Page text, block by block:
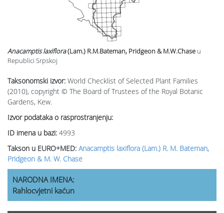
Taksonomski izvor: World Checklist of Selected Plant Families
(2010), copyright © The Board of Trustees of the Royal Botanic
Gardens, Kew.
Izvor podataka o rasprostranjenju:
ID imena u bazi: 4993
Takson u EURO+MED: Anacamptis laxiflora (Lam.) R. M. Bateman,
Pridgeon & M. W. Chase
Anacamptis laxiflora(Lam.) R.M.Bateman, Pridgeon & M.W.Chase u
Republici Srpskoj
NARODNA IMENA:
Rahlocvjetni kaćun